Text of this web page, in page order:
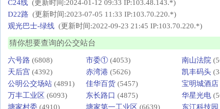
C24线 (更新时间:2024-01-12 09:33 IP:103.48.143.*)
D22路 (更新时间:2023-07-05 11:33 IP:103.70.220.*)
观光巴士-绿线 (更新时间:2022-09-23 21:45 IP:103.70.220.*)
猜你想要查询的公交站台
六号路 (6808) 市委① (4053) 南山法院
天后宫 (4392) 赤湾港 (5626) 凯丰码头
公明公交场站 (4891) 佳华百货 (5457) 宝明城酒店
万丰工业区 (6093) 东长路口 (4875) 华星光电
塘家村委 (4910) 塘家第一工业区 (6639) 东江科技园